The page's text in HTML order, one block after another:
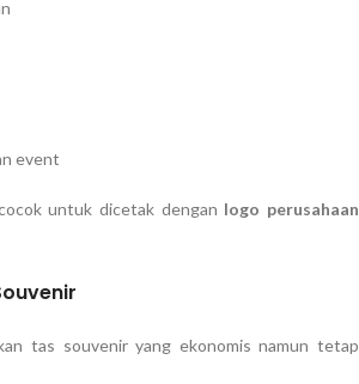
event
untuk dicetak dengan logo perusahaan
tas souvenir yang ekonomis namun tetap